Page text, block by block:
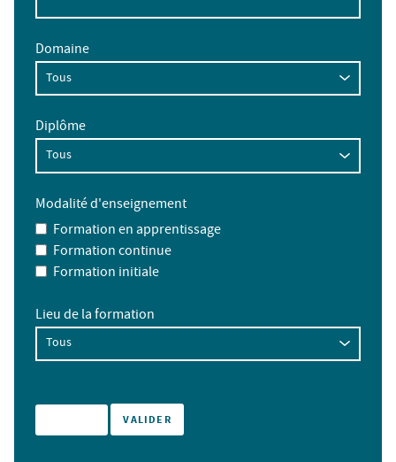
Domaine
Diplôme
Modalité d'enseignement
Formation en apprentissage
Formation continue
Formation initiale
Lieu de la formation